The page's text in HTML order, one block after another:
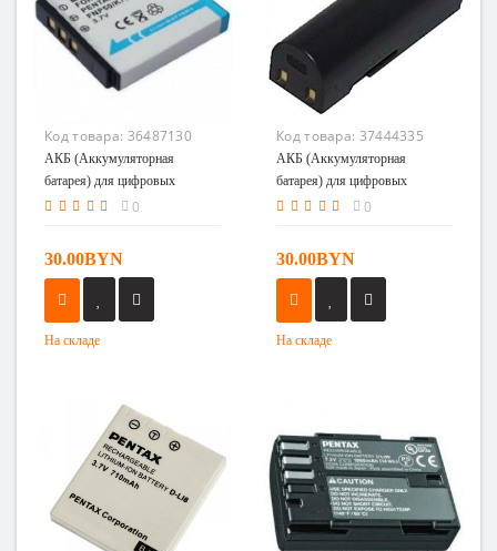
Код товара: 36487130
АКБ (Аккумуляторная
батарея) для цифровых
фотоаппаратов Pentax D-Li68
0
30.00BYN
На складе
Код товара: 37444335
АКБ (Аккумуляторная
батарея) для цифровых
фотоаппаратов Pentax D-Li72
0
30.00BYN
На складе